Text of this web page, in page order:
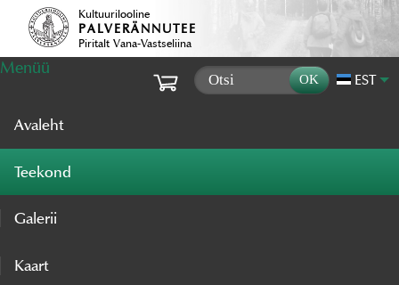
Kultuurilooline
PALVERÄNNUTEE
Piritalt Vana-Vastseliina
EST
Menüü
Avaleht
Teekond
Galerii
Kaart